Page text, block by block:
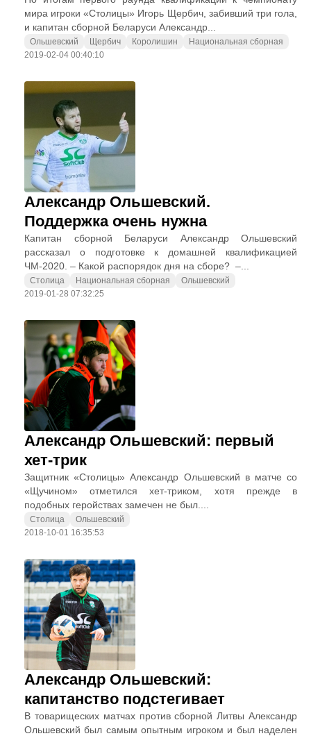
мира игроки «Столицы» Игорь Щербич, забивший три гола,
и капитан сборной Беларуси Александр...
Ольшевский Щербич Королишин
Национальная сборная
2019-02-04 00:40:10
Александр Ольшевский.
Поддержка очень нужна
Капитан сборной Беларуси Александр Ольшевский
рассказал о подготовке к домашней квалификацией
ЧМ-2020. – Какой распорядок дня на сборе? –...
Столица Национальная сборная
Ольшевский
2019-01-28 07:32:25
Александр Ольшевский: первый
хет-трик
Защитник «Столицы» Александр Ольшевский в матче со
«Щучином» отметился хет-триком, хотя прежде в
подобных геройствах замечен не был....
Столица
Ольшевский
2018-10-01 16:35:53
Александр Ольшевский:
капитанство подстегивает
В товарищеских матчах против сборной Литвы Александр
Ольшевский был самым опытным игроком и был наделен